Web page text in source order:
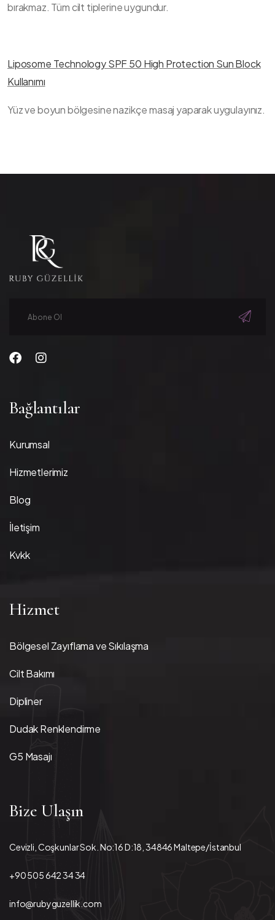
bırakmaz. Tüm cilt tiplerine uygundur.
Liposome Technology SPF 50 High Protection Sun Block
Kullanımı
Yüz ve boyun bölgesine nazikçe masaj yaparak uygulayınız.
Bağlantılar
Kurumsal
Hizmetlerimiz
Blog
İletişim
Kvkk
Hizmet
Bölgesel Zayıflama ve Sıkılaşma
Cilt Bakımı
Dipliner
Dudak Renklendirme
G5 Masajı
Bize Ulaşın
Cevizli, Coşkunlar Sok. No:16 D:18, 34846 Maltepe/İstanbul
+90 505 642 34 34
info@rubyguzellik.com